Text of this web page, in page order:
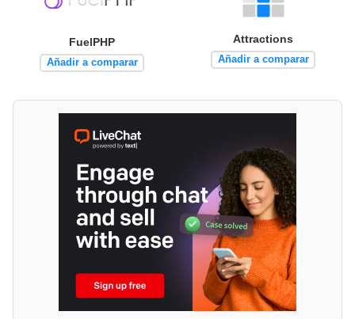
FuelPHP
Añadir a comparar
Attractions
Añadir a comparar